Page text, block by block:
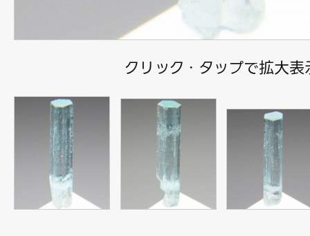
クリック・タップで拡大表